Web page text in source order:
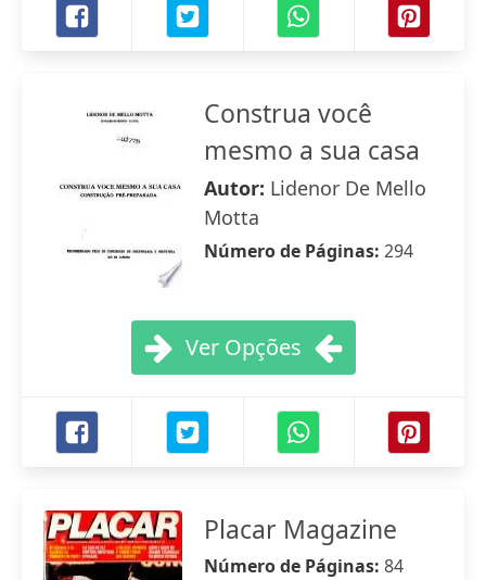
Construa você
mesmo a sua casa
Autor: Lidenor De Mello
Motta
Número de Páginas: 294
Ver Opções
Placar Magazine
Número de Páginas: 84